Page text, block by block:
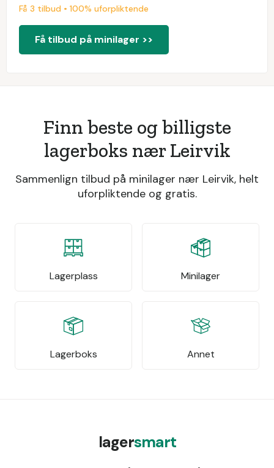
Få 3 tilbud • 100% uforpliktende
Få tilbud på minilager >>
Finn beste og billigste
lagerboks nær Leirvik
Sammenlign tilbud på minilager nær Leirvik, helt
uforpliktende og gratis.
Lagerplass Minilager
Lagerboks Annet
lagersmart